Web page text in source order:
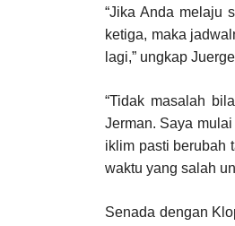
“Jika Anda melaju
ketiga, maka
lagi,” ungkap
“Tidak masalah
Jerman. Saya
iklim pasti berubah
waktu yang salah
Senada dengan